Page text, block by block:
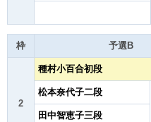
枠 予選B
2
種村小百合初段
松本奈代子二段
田中智恵子三段